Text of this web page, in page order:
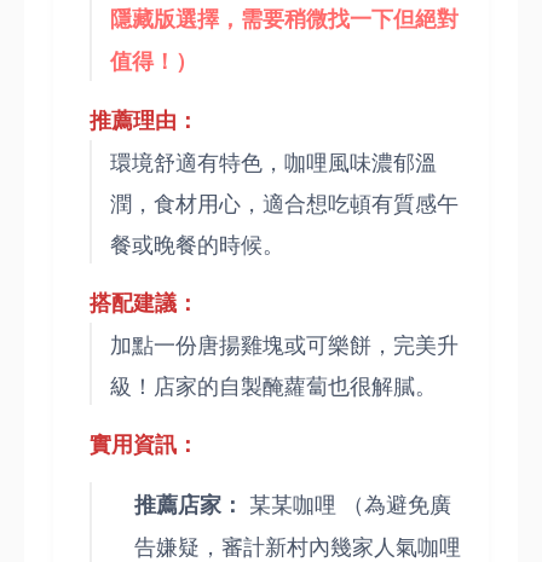
隱藏版選擇，需要稍微找一下但絕對
值得！）
推薦理由：
環境舒適有特色，咖哩風味濃郁溫
潤，食材用心，適合想吃頓有質感午
餐或晚餐的時候。
搭配建議：
加點一份唐揚雞塊或可樂餅，完美升
級！店家的自製醃蘿蔔也很解膩。
實用資訊：
推薦店家： 某某咖哩 （為避免廣
告嫌疑，審計新村內幾家人氣咖哩